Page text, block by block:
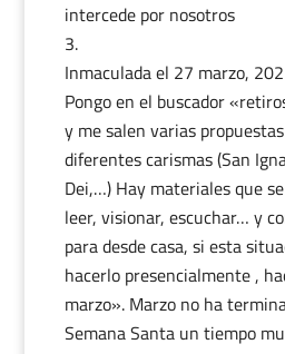
intercede por nosotros
Inmaculadael 27 marzo,
Pongo en el buscador
y me salen varias
diferentes carismas (San
Dei,…) Hay materiales que
leer, visionar, escuchar… y
para desde casa, si esta
hacerlo presencialmente ,
marzo». Marzo no ha
Semana Santa un tiempo